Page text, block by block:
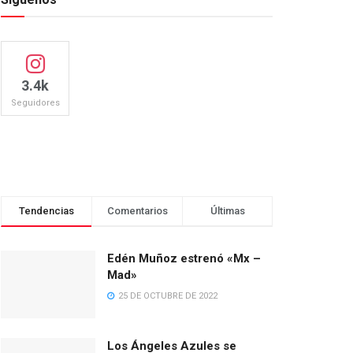
3.4k
Seguidores
Tendencias Comentarios Últimas
Edén Muñoz estrenó «Mx –
Mad»
25 DE OCTUBRE DE 2022
Los Ángeles Azules se